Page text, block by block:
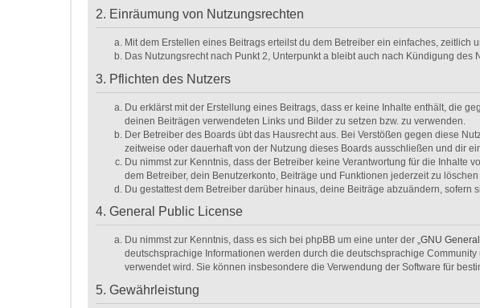
2. Einräumung von Nutzungsrechten
Mit dem Erstellen eines Beitrags erteilst du dem Betreiber ein einfaches,
Das Nutzungsrecht nach Punkt 2, Unterpunkt a bleibt auch nach Kündigung des
3. Pflichten des Nutzers
Du erklärst mit der Erstellung eines Beitrags, dass er keine Inhalte enthält, die
deinen Beiträgen verwendeten Links und Bilder zu setzen bzw. zu verwenden.
Der Betreiber des Boards übt das Hausrecht aus. Bei Verstößen gegen diese
zeitweise oder dauerhaft von der Nutzung dieses Boards ausschließen und dir
Du nimmst zur Kenntnis, dass der Betreiber keine Verantwortung für die Inhalte
dem Betreiber, dein Benutzerkonto, Beiträge und Funktionen jederzeit zu löschen
Du gestattest dem Betreiber darüber hinaus, deine Beiträge abzuändern,
4. General Public License
Du nimmst zur Kenntnis, dass es sich bei phpBB um eine unter der „GNU
deutschsprachige Informationen werden durch die deutschsprachige
verwendet wird. Sie können insbesondere die Verwendung der Software für
5. Gewährleistung